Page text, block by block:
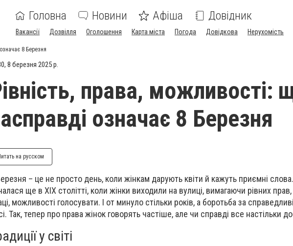
Головна Новини Афіша Довідник
Вакансії Дозвілля Оголошення Карта міста Погода Довідкова Нерухомість
8 Березня
8 березня 2025 р.
права, можливості:
означає 8 Березня
на русском
– це не просто день, коли жінкам дарують квіти й кажуть приємні слова.
ще в XIX столітті, коли жінки виходили на вулиці, вимагаючи рівних
можливості голосувати. І от минуло стільки років, а боротьба за
Так, тепер про права жінок говорять частіше, але чи справді все настільки
у світі